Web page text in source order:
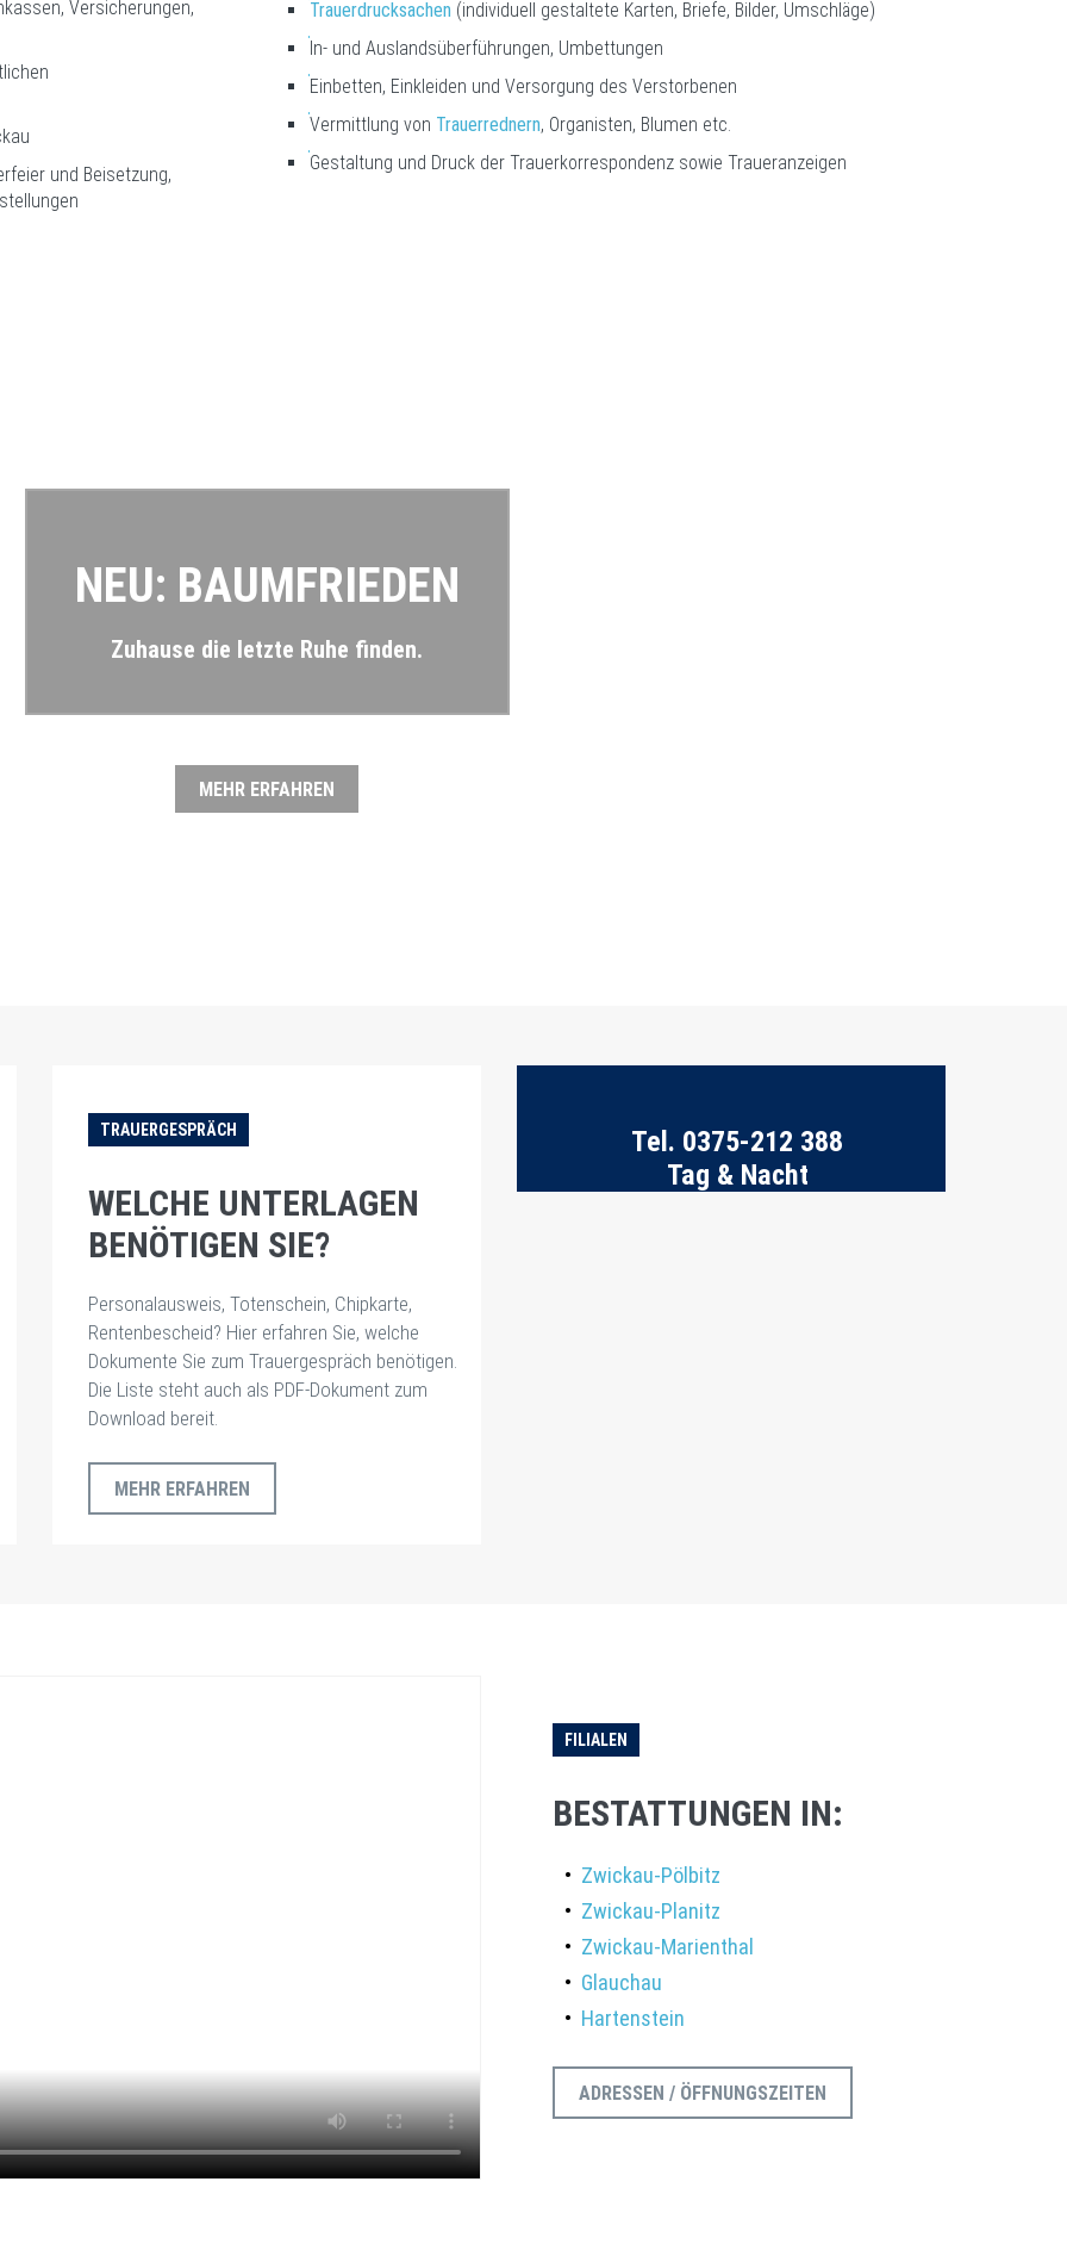
Versicherungen,
und Beisetzung,
Trauerdrucksachen (individuell gestaltete Karten, Briefe, Bilder, Umschläge)
In- und Auslandsüberführungen, Umbettungen
Einbetten, Einkleiden und Versorgung des Verstorbenen
Vermittlung von Trauerrednern, Organisten, Blumen etc.
Gestaltung und Druck der Trauerkorrespondenz sowie Traueranzeigen
NEU: BAUM­FRIEDEN
Zuhause die letzte Ruhe finden.
MEHR ERFAHREN
TRAUERGESPRÄCH
WELCHE UNTERLAGEN
BENÖTIGEN SIE?
Personalausweis, Totenschein, Chipkarte,
Rentenbescheid? Hier erfahren Sie, welche
Dokumente Sie zum Trauergespräch benötigen.
Die Liste steht auch als PDF-Dokument zum
Download bereit.
MEHR ERFAHREN
Tel. 0375-212 388
Tag & Nacht
FILIALEN
BESTATTUNGEN IN:
• Zwickau-Pölbitz
• Zwickau-Planitz
• Zwickau-Marienthal
• Glauchau
• Hartenstein
ADRESSEN / ÖFFNUNGSZEITEN